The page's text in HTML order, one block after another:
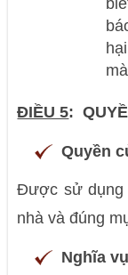
ĐIỀU 5:
Quyền
Được sử dụng
nhà và đúng
Nghĩa